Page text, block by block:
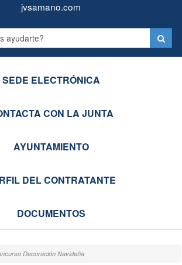
jvsamano.com
Label
SEDE ELECTRÓNICA
CON LA JUNTA
AYUNTAMIENTO
DEL CONTRATANTE
DOCUMENTOS
Decoración Navideña